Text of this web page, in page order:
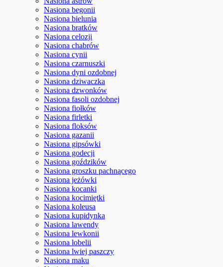
Nasiona begonii
Nasiona bielunia
Nasiona bratków
Nasiona celozji
Nasiona chabrów
Nasiona cynii
Nasiona czarnuszki
Nasiona dyni ozdobnej
Nasiona dziwaczka
Nasiona dzwonków
Nasiona fasoli ozdobnej
Nasiona fiołków
Nasiona firletki
Nasiona floksów
Nasiona gazanii
Nasiona gipsówki
Nasiona godecji
Nasiona goździków
Nasiona groszku pachnącego
Nasiona jeżówki
Nasiona kocanki
Nasiona kocimiętki
Nasiona koleusa
Nasiona kupidynka
Nasiona lawendy
Nasiona lewkonii
Nasiona lobelii
Nasiona lwiej paszczy
Nasiona maku